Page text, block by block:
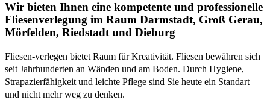
Wir bieten Ihnen eine kompetente und professionelle
Fliesenverlegung im Raum Darmstadt, Groß Gerau,
Mörfelden, Riedstadt und Dieburg
Fliesen-verlegen bietet Raum für Kreativität. Fliesen bewähren sich
seit Jahrhunderten an Wänden und am Boden. Durch Hygiene,
Strapazierfähigkeit und leichte Pflege sind Sie heute ein Standart
und nicht mehr weg zu denken.